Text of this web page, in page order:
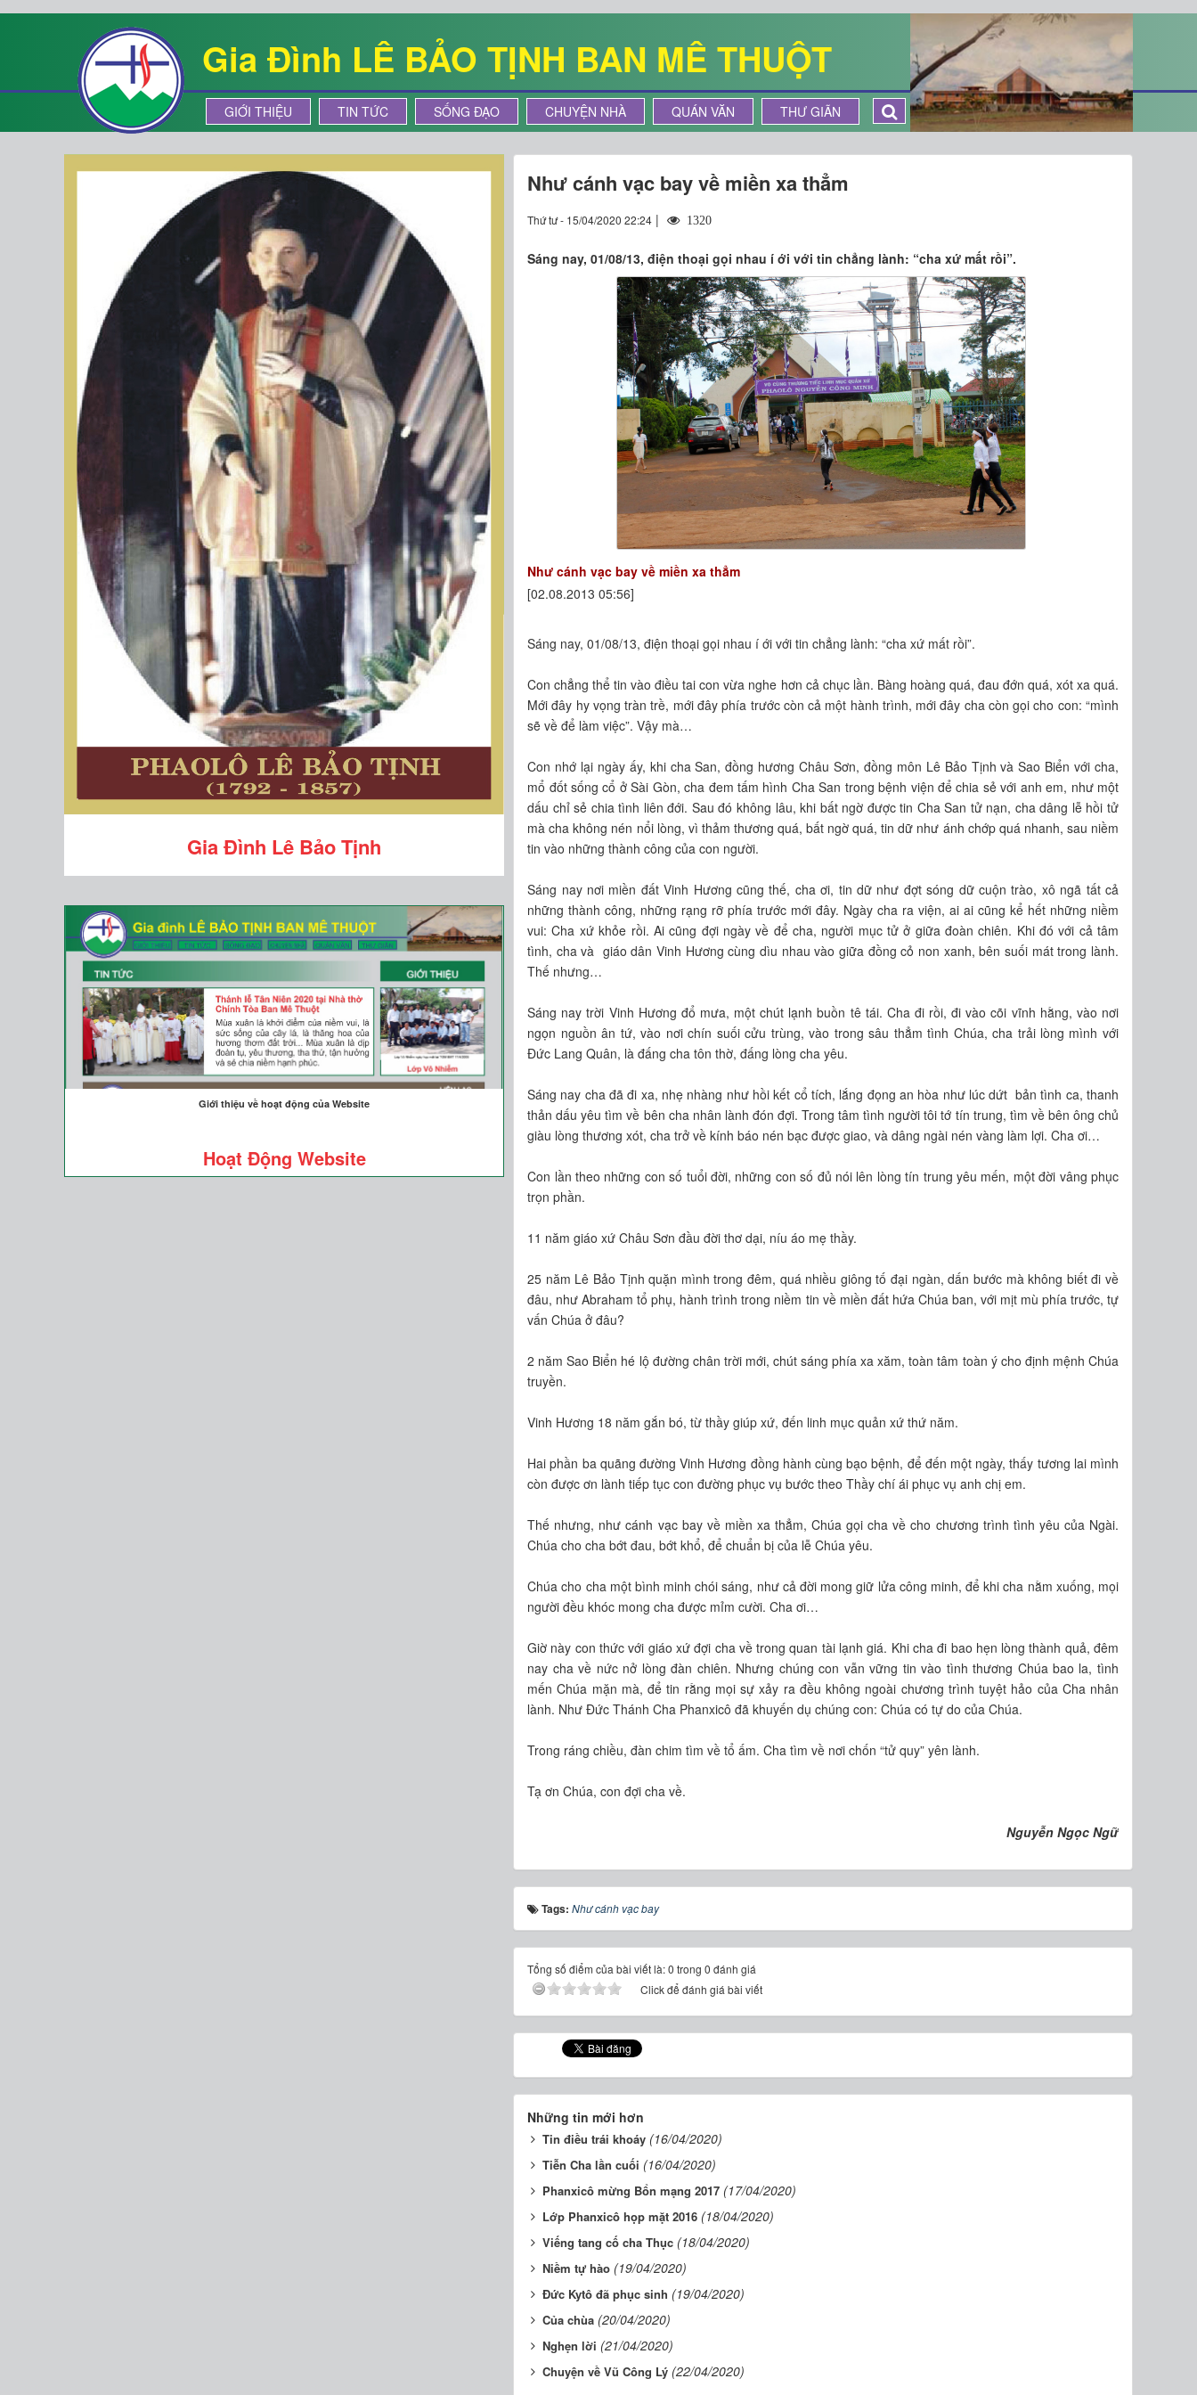
Gia Đình LÊ BẢO TỊNH BAN MÊ THUỘT
GIỚI THIỆU TIN TỨC SỐNG ĐẠO CHUYỆN NHÀ QUÁN VĂN THƯ GIÃN
Như cánh vạc bay về miền xa thẳm
Thứ tư - 15/04/2020 22:24 | 1320
Sáng nay, 01/08/13, điện thoại gọi nhau í ới với tin chẳng lành: “cha xứ mất rồi”.
Như cánh vạc bay về miền xa thẳm
[02.08.2013 05:56]
Sáng nay, 01/08/13, điện thoại gọi nhau í ới với tin chẳng lành: “cha xứ mất rồi”.
Con chẳng thể tin vào điều tai con vừa nghe hơn cả chục lần. Bàng hoàng quá, đau đớn quá, xót xa quá.
Mới đây hy vọng tràn trề, mới đây phía trước còn cả một hành trình, mới đây cha còn gọi cho con: “mình
sẽ về để làm việc”. Vậy mà…
Con nhớ lại ngày ấy, khi cha San, đồng hương Châu Sơn, đồng môn Lê Bảo Tịnh và Sao Biển với cha,
mổ đốt sống cổ ở Sài Gòn, cha đem tấm hình Cha San trong bệnh viện để chia sẻ với anh em, như một
dấu chỉ sẻ chia tình liên đới. Sau đó không lâu, khi bất ngờ được tin Cha San tử nạn, cha dâng lễ hồi tử
mà cha không nén nổi lòng, vì thảm thương quá, bất ngờ quá, tin dữ như ánh chớp quá nhanh, sau niềm
tin vào những thành công của con người.
Sáng nay nơi miền đất Vinh Hương cũng thế, cha ơi, tin dữ như đợt sóng dữ cuộn trào, xô ngã tất cả
những thành công, những rạng rỡ phía trước mới đây. Ngày cha ra viện, ai ai cũng kể hết những niềm
vui: Cha xứ khỏe rồi. Ai cũng đợi ngày về để cha, người mục tử ở giữa đoàn chiên. Khi đó với cả tâm
tình, cha và giáo dân Vinh Hương cùng dìu nhau vào giữa đồng cỏ non xanh, bên suối mát trong lành.
Thế nhưng…
Sáng nay trời Vinh Hương đổ mưa, một chút lạnh buồn tê tái. Cha đi rồi, đi vào cõi vĩnh hằng, vào nơi
ngọn nguồn ân tứ, vào nơi chín suối cửu trùng, vào trong sâu thẳm tình Chúa, cha trải lòng mình với
Đức Lang Quân, là đấng cha tôn thờ, đấng lòng cha yêu.
Sáng nay cha đã đi xa, nhẹ nhàng như hồi kết cổ tích, lắng đọng an hòa như lúc dứt bản tình ca, thanh
thản dấu yêu tìm về bên cha nhân lành đón đợi. Trong tâm tình người tôi tớ tín trung, tìm về bên ông chủ
giàu lòng thương xót, cha trở về kính báo nén bạc được giao, và dâng ngài nén vàng làm lợi. Cha ơi…
Con lần theo những con số tuổi đời, những con số đủ nói lên lòng tín trung yêu mến, một đời vâng phục
trọn phần.
11 năm giáo xứ Châu Sơn đầu đời thơ dại, níu áo mẹ thầy.
25 năm Lê Bảo Tịnh quặn mình trong đêm, quá nhiều giông tố đại ngàn, dấn bước mà không biết đi về
đâu, như Abraham tổ phụ, hành trình trong niềm tin về miền đất hứa Chúa ban, với mịt mù phía trước, tự
vấn Chúa ở đâu?
2 năm Sao Biển hé lộ đường chân trời mới, chút sáng phía xa xăm, toàn tâm toàn ý cho định mệnh Chúa
truyền.
Vinh Hương 18 năm gắn bó, từ thầy giúp xứ, đến linh mục quản xứ thứ năm.
Hai phần ba quãng đường Vinh Hương đồng hành cùng bạo bệnh, để đến một ngày, thấy tương lai mình
còn được ơn lành tiếp tục con đường phục vụ bước theo Thầy chí ái phục vụ anh chị em.
Thế nhưng, như cánh vạc bay về miền xa thẳm, Chúa gọi cha về cho chương trình tình yêu của Ngài.
Chúa cho cha bớt đau, bớt khổ, để chuẩn bị của lễ Chúa yêu.
Chúa cho cha một bình minh chói sáng, như cả đời mong giữ lửa công minh, để khi cha nằm xuống, mọi
người đều khóc mong cha được mỉm cười. Cha ơi…
Giờ này con thức với giáo xứ đợi cha về trong quan tài lạnh giá. Khi cha đi bao hẹn lòng thành quả, đêm
nay cha về nức nở lòng đàn chiên. Nhưng chúng con vẫn vững tin vào tình thương Chúa bao la, tình
mến Chúa mặn mà, để tin rằng mọi sự xảy ra đều không ngoài chương trình tuyệt hảo của Cha nhân
lành. Như Đức Thánh Cha Phanxicô đã khuyến dụ chúng con: Chúa có tự do của Chúa.
Trong ráng chiều, đàn chim tìm về tổ ấm. Cha tìm về nơi chốn “tử quy” yên lành.
Tạ ơn Chúa, con đợi cha về.
Nguyễn Ngọc Ngữ
Tags:Như cánh vạc bay
Tổng số điểm của bài viết là: 0 trong 0 đánh giá
Click để đánh giá bài viết
Những tin mới hơn
Tin điều trái khoáy (16/04/2020)
Tiễn Cha lần cuối (16/04/2020)
Phanxicô mừng Bổn mạng 2017 (17/04/2020)
Lớp Phanxicô họp mặt 2016 (18/04/2020)
Viếng tang cố cha Thục (18/04/2020)
Niềm tự hào (19/04/2020)
Đức Kytô đã phục sinh (19/04/2020)
Của chùa (20/04/2020)
Nghẹn lời (21/04/2020)
Chuyện về Vũ Công Lý (22/04/2020)
Gia Đình Lê Bảo Tịnh
Giới thiệu về hoạt động của Website
Hoạt Động Website